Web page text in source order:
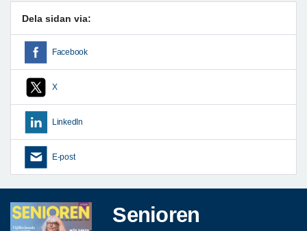
Dela sidan via:
Facebook
X
LinkedIn
E-post
Senioren